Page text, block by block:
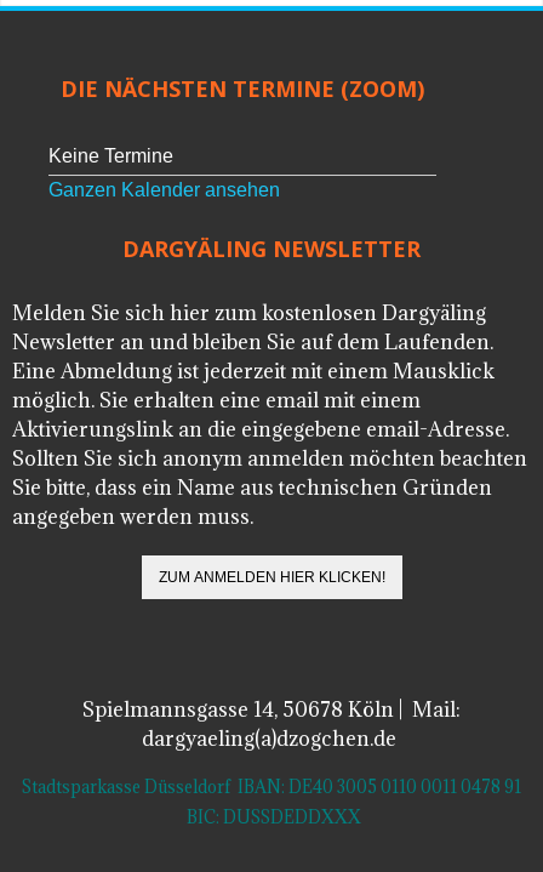
DIE NÄCHSTEN TERMINE (ZOOM)
Keine Termine
Ganzen Kalender ansehen
DARGYÄLING NEWSLETTER
Melden Sie sich hier zum kostenlosen Dargyäling
Newsletter an und bleiben Sie auf dem Laufenden.
Eine Abmeldung ist jederzeit mit einem Mausklick
möglich. Sie erhalten eine email mit einem
Aktivierungslink an die eingegebene email-Adresse.
Sollten Sie sich anonym anmelden möchten beachten
Sie bitte, dass ein Name aus technischen Gründen
angegeben werden muss.
Spielmannsgasse 14, 50678 Köln | Mail:
dargyaeling(a)dzogchen.de
Stadtsparkasse Düsseldorf IBAN: DE40 3005 0110 0011 0478 91
BIC: DUSSDEDDXXX